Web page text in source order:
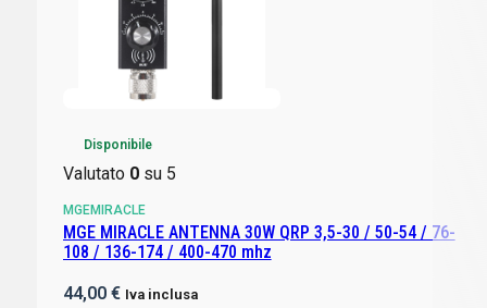
Disponibile
Valutato 0su 5
MGEMIRACLE
MGE MIRACLE ANTENNA 30W QRP 3,5-30 / 50-54 / 76-
108 / 136-174 / 400-470 mhz
44,00 € Iva inclusa